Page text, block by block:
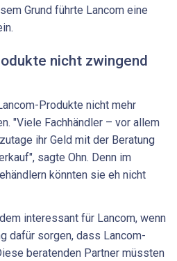
Grund führte Lancom eine
nicht zwingend
Produkte nicht mehr
"Viele Fachhändler – vor allem
ihr Geld mit der Beratung
sagte Ohn. Denn im
könnten sie eh nicht
interessant für Lancom, wenn
dafür sorgen, dass Lancom-
beratenden Partner müssten